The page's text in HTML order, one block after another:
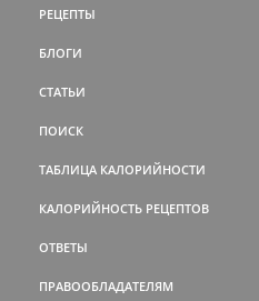
РЕЦЕПТЫ
БЛОГИ
СТАТЬИ
ПОИСК
ТАБЛИЦА КАЛОРИЙНОСТИ
КАЛОРИЙНОСТЬ РЕЦЕПТОВ
ОТВЕТЫ
ПРАВООБЛАДАТЕЛЯМ